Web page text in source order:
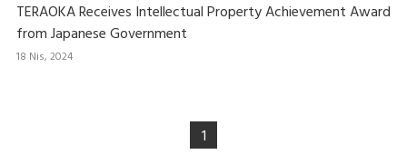
TERAOKA Receives Intellectual Property Achievement Award
from Japanese Government
18 Nis, 2024
1